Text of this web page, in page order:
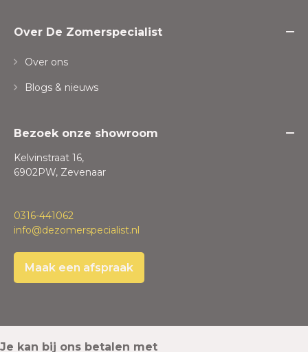
Over De Zomerspecialist
Over ons
Blogs & nieuws
Bezoek onze showroom
Kelvinstraat 16,
6902PW, Zevenaar
0316-441062
info@dezomerspecialist.nl
Maak een afspraak
Je kan bij ons betalen met